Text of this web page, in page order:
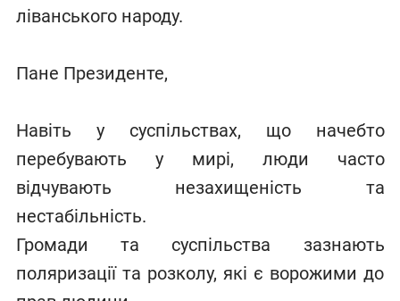
ліванського народу.
Пане Президенте,
Навіть у суспільствах, що начебто
перебувають у мирі, люди часто
відчувають незахищеність та
нестабільність.
Громади та суспільства зазнають
поляризації та розколу, які є ворожими до